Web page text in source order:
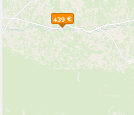
439 €